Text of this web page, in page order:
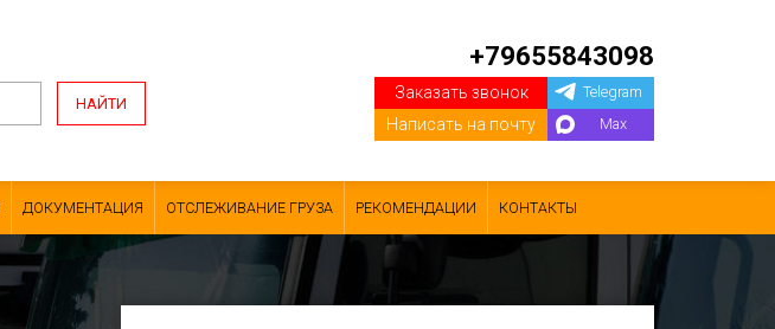
НАЙТИ
+79655843098
Заказать звонок
Написать на почту
Telegram
Max
ДОКУМЕНТАЦИЯ ОТСЛЕЖИВАНИЕ ГРУЗА РЕКОМЕНДАЦИИ КОНТАКТЫ